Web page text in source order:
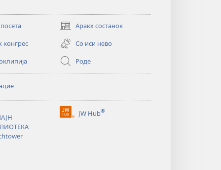
Аракх состанок
(opens
new
window)
конгрес
Со иси нево
Роде
JW Hub®
(opens